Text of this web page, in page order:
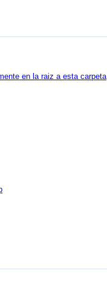
en la raiz a esta carpeta